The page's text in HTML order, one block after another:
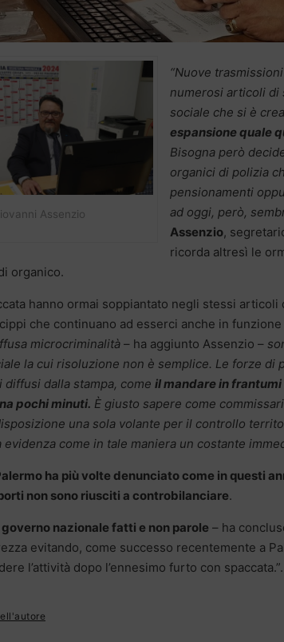
Assenzio
“Nuove
numerosi articoli di
sociale che si è
espansione quale
Bisogna però
organici di polizia
pensionamenti
ad oggi, però,
Assenzio,
ricorda altresì le
organico.
hanno ormai soppiantato negli stessi
che continuano ad esserci anche in
microcriminalità – ha aggiunto Assenzio –
la cui risoluzione non è semplice. Le forze di
dalla stampa, come il mandare in
pochi minuti. È giusto sapere come
una sola volante per il controllo
evidenza come in tale maniera un costante
ha più volte denunciato come in questi
non sono riusciti a controbilanciare.
governo nazionale fatti e non parole – ha
evitando, come successo recentemente a
l’attività dopo l’ennesimo furto con spaccata.”.